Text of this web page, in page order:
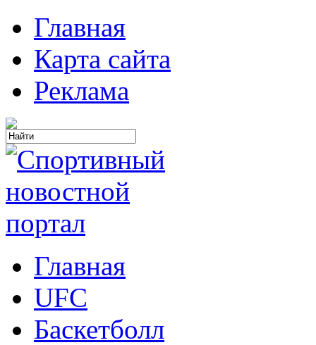
Главная
Карта сайта
Реклама
Главная
UFC
Баскетболл